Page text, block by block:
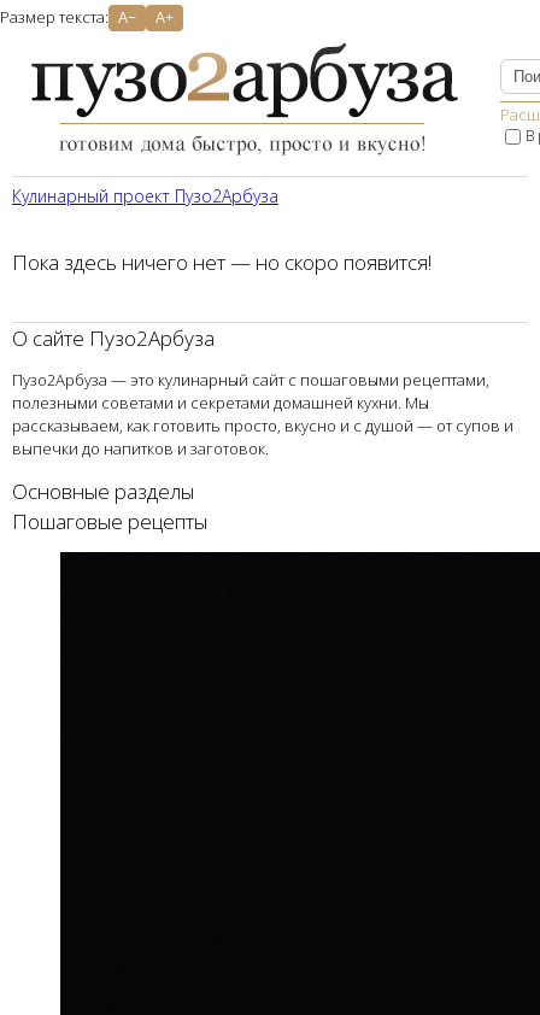
Размер текста: A− A+
В
Кулинарный проект Пузо2Aрбуза
Пока здесь ничего нет — но скоро появится!
О сайте Пузо2Арбуза
Пузо2Арбуза — это кулинарный сайт с пошаговыми рецептами,
полезными советами и секретами домашней кухни. Мы
рассказываем, как готовить просто, вкусно и с душой — от супов и
выпечки до напитков и заготовок.
Основные разделы
Пошаговые рецепты